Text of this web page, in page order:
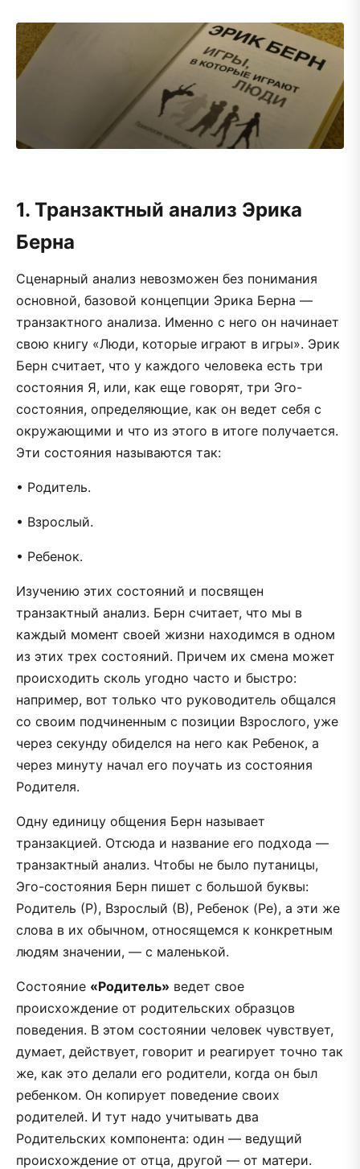
1. Транзактный анализ Эрика
Берна
Сценарный анализ невозможен без понимания
основной, базовой концепции Эрика Берна —
транзактного анализа. Именно с него он начинает
свою книгу «Люди, которые играют в игры». Эрик
Берн считает, что у каждого человека есть три
состояния Я, или, как еще говорят, три Эго-
состояния, определяющие, как он ведет себя с
окружающими и что из этого в итоге получается.
Эти состояния называются так:
• Родитель.
• Взрослый.
• Ребенок.
Изучению этих состояний и посвящен
транзактный анализ. Берн считает, что мы в
каждый момент своей жизни находимся в одном
из этих трех состояний. Причем их смена может
происходить сколь угодно часто и быстро:
например, вот только что руководитель общался
со своим подчиненным с позиции Взрослого, уже
через секунду обиделся на него как Ребенок, а
через минуту начал его поучать из состояния
Родителя.
Одну единицу общения Берн называет
транзакцией. Отсюда и название его подхода —
транзактный анализ. Чтобы не было путаницы,
Эго-состояния Берн пишет с большой буквы:
Родитель (Р), Взрослый (В), Ребенок (Ре), а эти же
слова в их обычном, относящемся к конкретным
людям значении, — с маленькой.
Состояние «Родитель» ведет свое
происхождение от родительских образцов
поведения. В этом состоянии человек чувствует,
думает, действует, говорит и реагирует точно так
же, как это делали его родители, когда он был
ребенком. Он копирует поведение своих
родителей. И тут надо учитывать два
Родительских компонента: один — ведущий
происхождение от отца, другой — от матери.